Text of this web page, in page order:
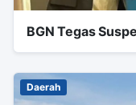
BGN Tegas
Daerah